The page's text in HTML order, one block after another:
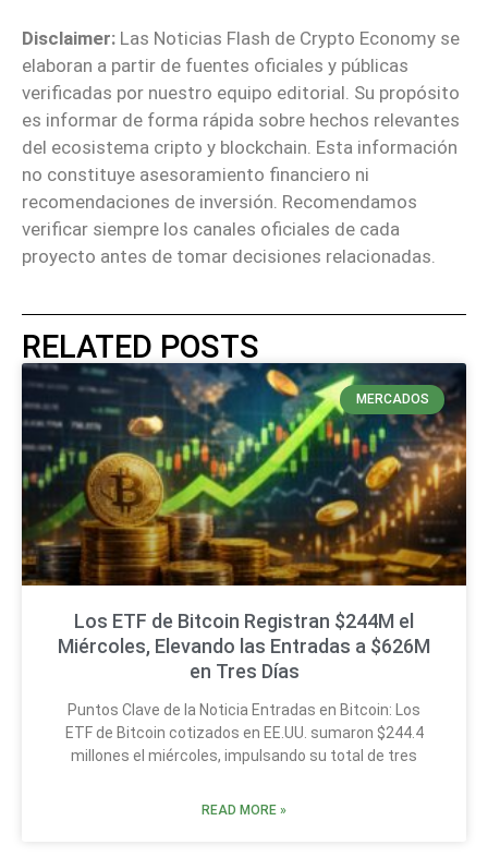
Disclaimer: Las Noticias Flash de Crypto Economy se
elaboran a partir de fuentes oficiales y públicas
verificadas por nuestro equipo editorial. Su propósito
es informar de forma rápida sobre hechos relevantes
del ecosistema cripto y blockchain. Esta información
no constituye asesoramiento financiero ni
recomendaciones de inversión. Recomendamos
verificar siempre los canales oficiales de cada
proyecto antes de tomar decisiones relacionadas.
RELATED POSTS
MERCADOS
Los ETF de Bitcoin Registran $244M el
Miércoles, Elevando las Entradas a $626M
en Tres Días
Puntos Clave de la Noticia Entradas en Bitcoin: Los
ETF de Bitcoin cotizados en EE.UU. sumaron $244.4
millones el miércoles, impulsando su total de tres
READ MORE »